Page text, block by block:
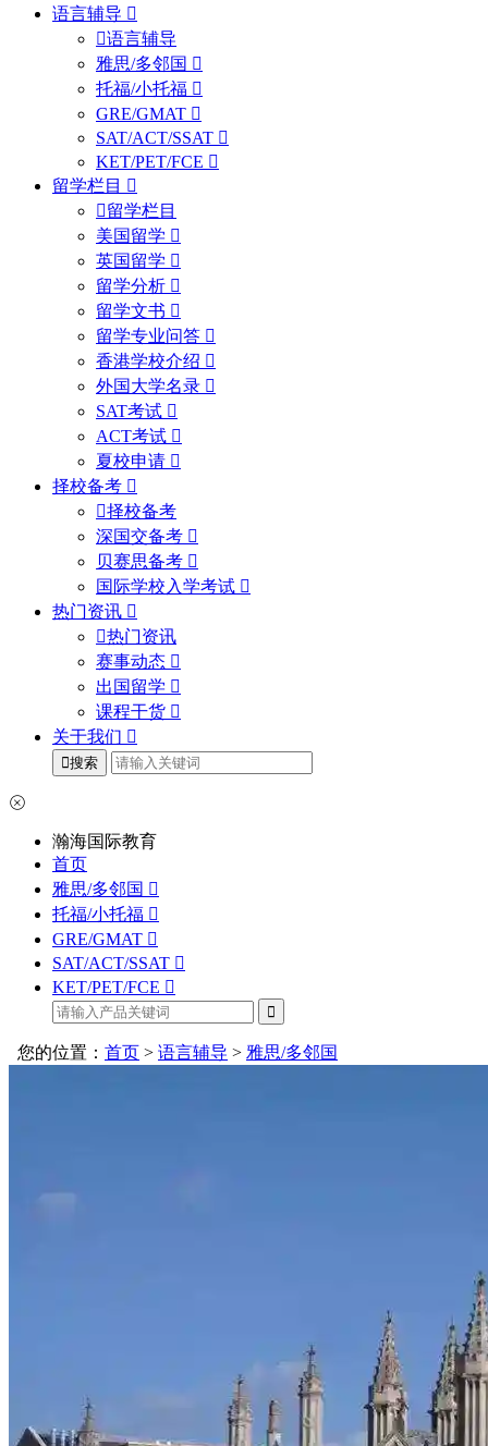
语言辅导
语言辅导
雅思/多邻国
托福/小托福
GRE/GMAT
SAT/ACT/SSAT
KET/PET/FCE
留学栏目
留学栏目
美国留学
英国留学
留学分析
留学文书
留学专业问答
香港学校介绍
外国大学名录
SAT考试
ACT考试
夏校申请
择校备考
择校备考
深国交备考
贝赛思备考
国际学校入学考试
热门资讯
热门资讯
赛事动态
出国留学
课程干货
关于我们
搜索
瀚海国际教育
首页
雅思/多邻国
托福/小托福
GRE/GMAT
SAT/ACT/SSAT
KET/PET/FCE
您的位置： 首页 > 语言辅导 > 雅思/多邻国